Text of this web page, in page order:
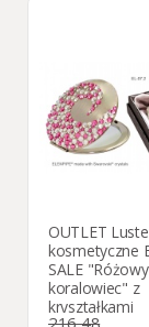
OUTLET
kosmetyczne
SALE "Różowy
koralowiec" z
kryształkami
216,48